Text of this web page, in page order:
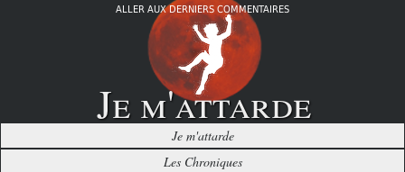
ALLER AUX DERNIERS COMMENTAIRES
Je m'attarde
Je m'attarde
Les Chroniques